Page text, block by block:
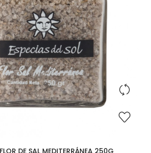
DE SAL MEDITERRÁNEA 250G